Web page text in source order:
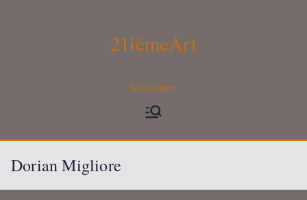
21ièmeArt
Association
Dorian Migliore